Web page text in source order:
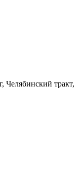
Челябинский тракт,